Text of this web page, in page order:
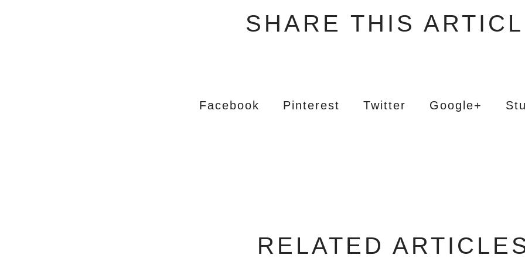
SHARE THIS
Facebook Pinterest Twitter Google+
RELATED